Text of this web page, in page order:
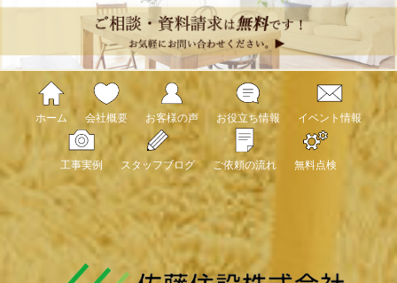
ホーム 会社概要 お客様の声 お役立ち情報 イベント情報
工事実例 スタッフブログ ご依頼の流れ 無料点検